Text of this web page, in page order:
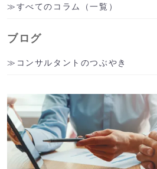
すべてのコラム（一覧）
ブログ
コンサルタントのつぶやき